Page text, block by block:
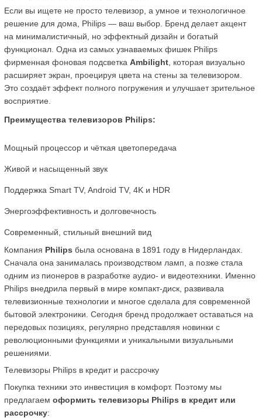
Если вы ищете не просто телевизор, а умное и технологичное
решение для дома, Philips — ваш выбор. Бренд делает акцент
на минималистичный, но эффектный дизайн и богатый
функционал. Одна из самых узнаваемых фишек Philips
фирменная фоновая подсветка Ambilight , которая визуально
расширяет экран, проецируя цвета на стены за телевизором.
Это создаёт эффект полного погружения и улучшает зрительное
восприятие.
Преимущества телевизоров Philips:
Мощный процессор и чёткая цветопередача
Живой и насыщенный звук
Поддержка Smart TV, Android TV, 4K и HDR
Энергоэффективность и долговечность
Современный, стильный внешний вид
Компания Philips была основана в 1891 году в Нидерландах.
Сначала она занималась производством ламп, а позже стала
одним из пионеров в разработке аудио- и видеотехники. Именно
Philips внедрила первый в мире компакт-диск, развивала
телевизионные технологии и многое сделала для современной
бытовой электроники. Сегодня бренд продолжает оставаться на
передовых позициях, регулярно представляя новинки с
революционными функциями и уникальными визуальными
решениями.
Телевизоры Philips в кредит и рассрочку
Покупка техники это инвестиция в комфорт. Поэтому мы
предлагаем оформить телевизоры Philips в кредит или
рассрочку: